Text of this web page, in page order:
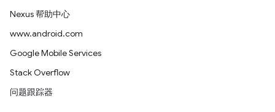
Nexus 帮助中心
www.android.com
Google Mobile Services
Stack Overflow
问题跟踪器